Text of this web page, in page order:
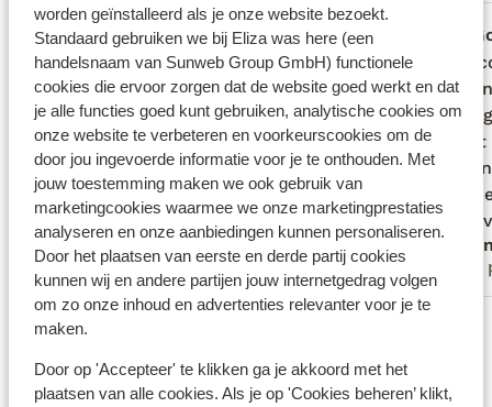
worden geïnstalleerd als je onze website bezoekt.
Standaard gebruiken we bij Eliza was here (een
handelsnaam van Sunweb Group GmbH) functionele
cookies die ervoor zorgen dat de website goed werkt en dat
je alle functies goed kunt gebruiken, analytische cookies om
onze website te verbeteren en voorkeurscookies om de
door jou ingevoerde informatie voor je te onthouden. Met
jouw toestemming maken we ook gebruik van
marketingcookies waarmee we onze marketingprestaties
analyseren en onze aanbiedingen kunnen personaliseren.
Door het plaatsen van eerste en derde partij cookies
kunnen wij en andere partijen jouw internetgedrag volgen
om zo onze inhoud en advertenties relevanter voor je te
maken.
Door op 'Accepteer' te klikken ga je akkoord met het
plaatsen van alle cookies. Als je op 'Cookies beheren’ klikt,
7.7 Goed
25 jul. 2025
Een eenvoudig ingericht en zeer schoon
appartement. Zowel het appartement als
het terras zijn royaal en het uitzicht is
prachtig. Communicatie met de
beheerder/eigenaar verloopt goed via
WhatsApp.
Een eenvoudig ingericht en zeer schoon
appartement. Zowel het appartement als
het terras zijn royaal en het uitzicht is
prachtig. Communicatie met de
beheerder/eigenaar verloopt goed via
WhatsApp.
Anoniem
Alleenstaande ouder
De
de
bracht
keren
op
onze
De
de
bracht
keren
Locatie